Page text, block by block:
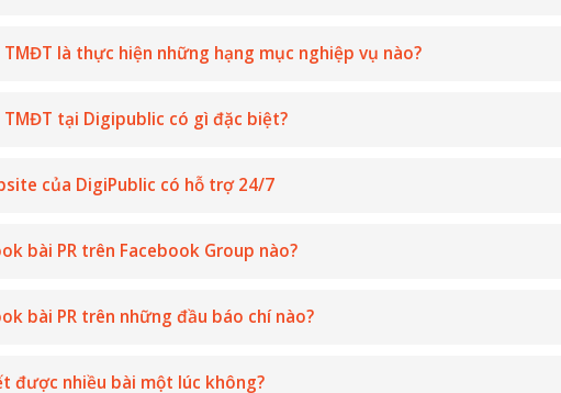
là thực hiện những hạng mục nghiệp vụ nào?
TMĐT tại Digipublic có gì đặc biệt?
của DigiPublic có hỗ trợ 24/7
bài PR trên Facebook Group nào?
bài PR trên những đầu báo chí nào?
được nhiều bài một lúc không?